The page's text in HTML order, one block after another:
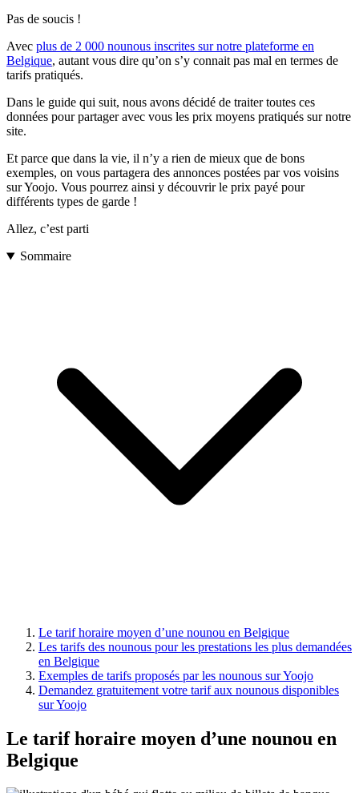
Pas de soucis !
Avec plus de 2 000 nounous inscrites sur notre plateforme en
Belgique, autant vous dire qu’on s’y connait pas mal en termes de
tarifs pratiqués.
Dans le guide qui suit, nous avons décidé de traiter toutes ces
données pour partager avec vous les prix moyens pratiqués sur notre
site.
Et parce que dans la vie, il n’y a rien de mieux que de bons
exemples, on vous partagera des annonces postées par vos voisins
sur Yoojo. Vous pourrez ainsi y découvrir le prix payé pour
différents types de garde !
Allez, c’est parti
Sommaire
Le tarif horaire moyen d’une nounou en Belgique
Les tarifs des nounous pour les prestations les plus demandées
en Belgique
Exemples de tarifs proposés par les nounous sur Yoojo
Demandez gratuitement votre tarif aux nounous disponibles
sur Yoojo
Le tarif horaire moyen d’une nounou en
Belgique